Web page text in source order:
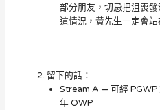
部分朋友，切忌把沮喪
這情況，黃先生一定會
留下的話：
Stream A — 可經 PGWP
年 OWP